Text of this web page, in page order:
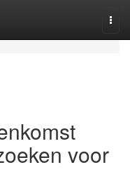
voor